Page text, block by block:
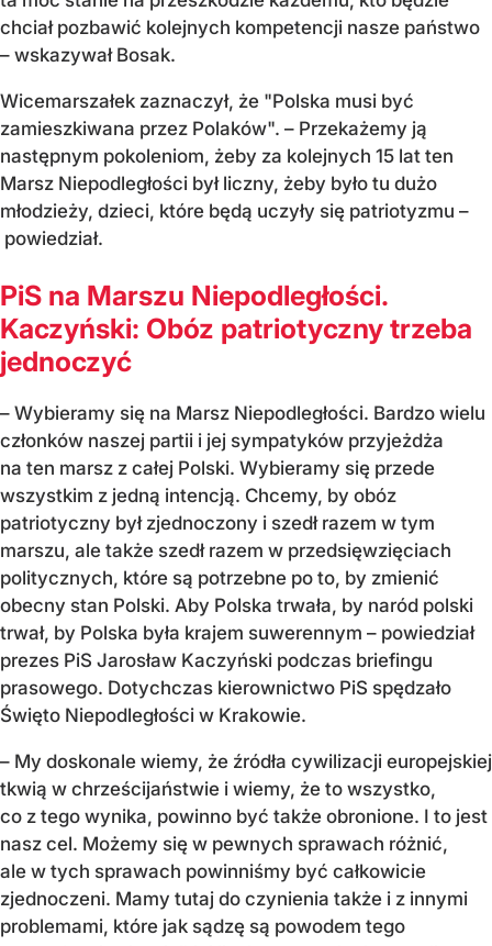
chciał pozbawić kolejnych kompetencji nasze państwo
– wskazywał Bosak.
Wicemarszałek zaznaczył, że "Polska musi być
zamieszkiwana przez Polaków". – Przekażemy ją
następnym pokoleniom, żeby za kolejnych 15 lat ten
Marsz Niepodległości był liczny, żeby było tu dużo
młodzieży, dzieci, które będą uczyły się patriotyzmu –
powiedział.
PiS na Marszu Niepodległości.
Kaczyński: Obóz patriotyczny trzeba
jednoczyć
– Wybieramy się na Marsz Niepodległości. Bardzo wielu
członków naszej partii i jej sympatyków przyjeżdża
na ten marsz z całej Polski. Wybieramy się przede
wszystkim z jedną intencją. Chcemy, by obóz
patriotyczny był zjednoczony i szedł razem w tym
marszu, ale także szedł razem w przedsięwzięciach
politycznych, które są potrzebne po to, by zmienić
obecny stan Polski. Aby Polska trwała, by naród polski
trwał, by Polska była krajem suwerennym – powiedział
prezes PiS Jarosław Kaczyński podczas briefingu
prasowego. Dotychczas kierownictwo PiS spędzało
Święto Niepodległości w Krakowie.
– My doskonale wiemy, że źródła cywilizacji europejskiej
tkwią w chrześcijaństwie i wiemy, że to wszystko,
co z tego wynika, powinno być także obronione. I to jest
nasz cel. Możemy się w pewnych sprawach różnić,
ale w tych sprawach powinniśmy być całkowicie
zjednoczeni. Mamy tutaj do czynienia także i z innymi
problemami, które jak sądzę są powodem tego